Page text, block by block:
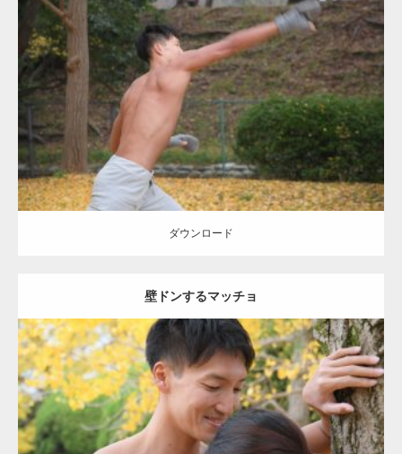
Update:2021.07.8
Category: 公園のマッチョ その他 AKIHITO(細マッチョ) 背中
ダウンロード
ダウンロード
壁ドンするマッチョ
Update: 2021.07.8
Category:公園のマッチョ その他 AKIHITO(細マッチョ) 大胸筋 肩 腹
筋